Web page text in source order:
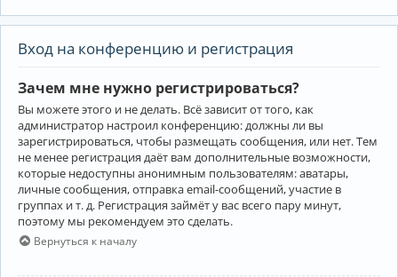
Вход на конференцию и регистрация
Зачем мне нужно регистрироваться?
Вы можете этого и не делать. Всё зависит от того, как
администратор настроил конференцию: должны ли вы
зарегистрироваться, чтобы размещать сообщения, или нет. Тем
не менее регистрация даёт вам дополнительные возможности,
которые недоступны анонимным пользователям: аватары,
личные сообщения, отправка email-сообщений, участие в
группах и т. д. Регистрация займёт у вас всего пару минут,
поэтому мы рекомендуем это сделать.
Вернуться к началу